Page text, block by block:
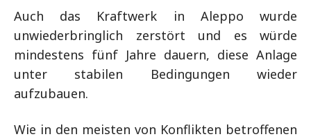
Auch das Kraftwerk in Aleppo wurde
unwiederbringlich zerstört und es würde
mindestens fünf Jahre dauern, diese Anlage
unter stabilen Bedingungen wieder
aufzubauen.
Wie in den meisten von Konflikten betroffenen